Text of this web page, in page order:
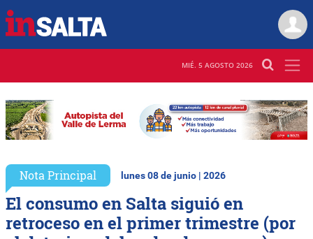
MIÉ. 5 AGOSTO 2026
Nota Principal lunes 08 de junio | 2026
El consumo en Salta siguió en
retroceso en el primer trimestre (por